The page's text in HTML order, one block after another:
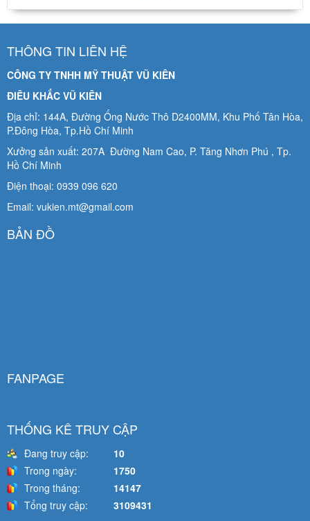
THÔNG TIN LIÊN HỆ
CÔNG TY TNHH MỸ THUẬT VŨ KIÊN
ĐIÊU KHẮC VŨ KIÊN
Địa chỉ: 144A, Đường Ống Nước Thô D2400MM, Khu Phố Tân Hòa,
P.Đông Hòa, Tp.Hồ Chí Minh
Xưởng sản xuất: 207A Đường Nam Cao, P. Tăng Nhơn Phú , Tp.
Hồ Chí Minh
Điện thoại: 0939 096 620
Email: vukien.mt@gmail.com
BẢN ĐỒ
FANPAGE
THỐNG KÊ TRUY CẬP
Đang truy cập:
10
Trong ngày:
1750
Trong tháng:
14147
Tổng truy cập:
3109431